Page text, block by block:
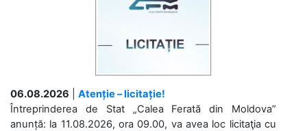
06.08.2026
Atenție – licitație!
Întreprinderea de Stat „Calea Ferată din Moldova”
anunță: la 11.08.2026, ora 09.00, va avea loc licitaţia cu